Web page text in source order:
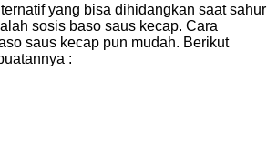
yang bisa dihidangkan saat sahur
sosis baso saus kecap. Cara
saus kecap pun mudah. Berikut
: